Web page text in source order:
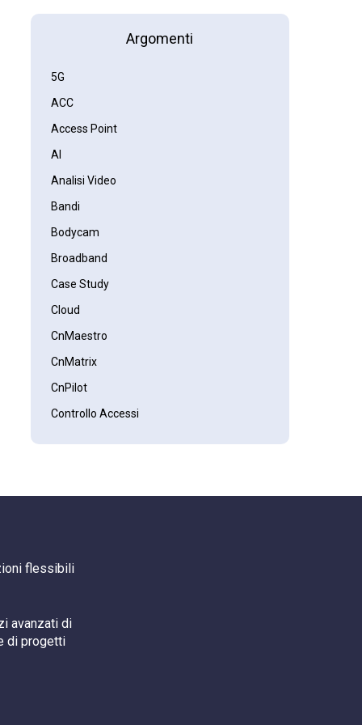
Argomenti
5G
ACC
Access Point
AI
Analisi Video
Bandi
Bodycam
Broadband
Case Study
Cloud
CnMaestro
CnMatrix
CnPilot
Controllo Accessi
Hospitality
Lettura Targhe
LTE
flessibili
avanzati di
di progetti